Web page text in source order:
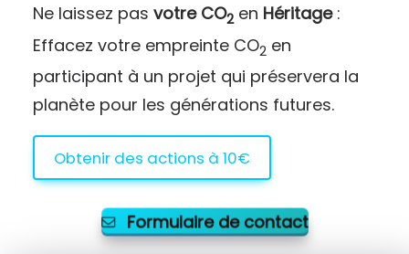
Ne laissez pas votre CO2en Héritage:
Effacez votre empreinte CO2 en
participant à un projet qui préservera la
planète pour les générations futures.
Obtenir des actions à 10€
Formulaire de contact